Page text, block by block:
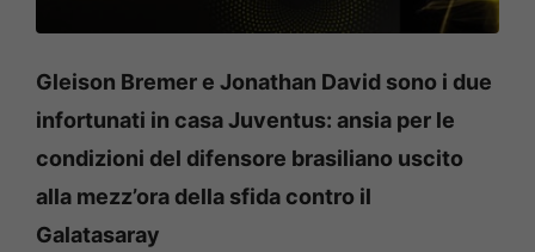
Gleison Bremer e Jonathan David sono i due
infortunati in casa Juventus: ansia per le
condizioni del difensore brasiliano uscito
alla mezz’ora della sfida contro il
Galatasaray